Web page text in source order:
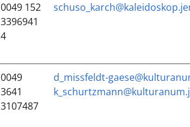
0049 152
3396941
4
0049
3641
3107487
d_missfeldt-